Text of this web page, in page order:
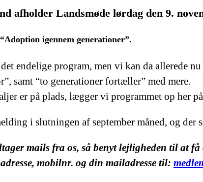
afholder Landsmøde lørdag den 9.
igennem generationer”.
endelige program, men vi kan da allerede
samt “to generationer fortæller” med mere.
er på plads, lægger vi programmet op her
i slutningen af september måned, og der
mails fra os, så benyt lejligheden til at
mobilnr. og din mailadresse til: